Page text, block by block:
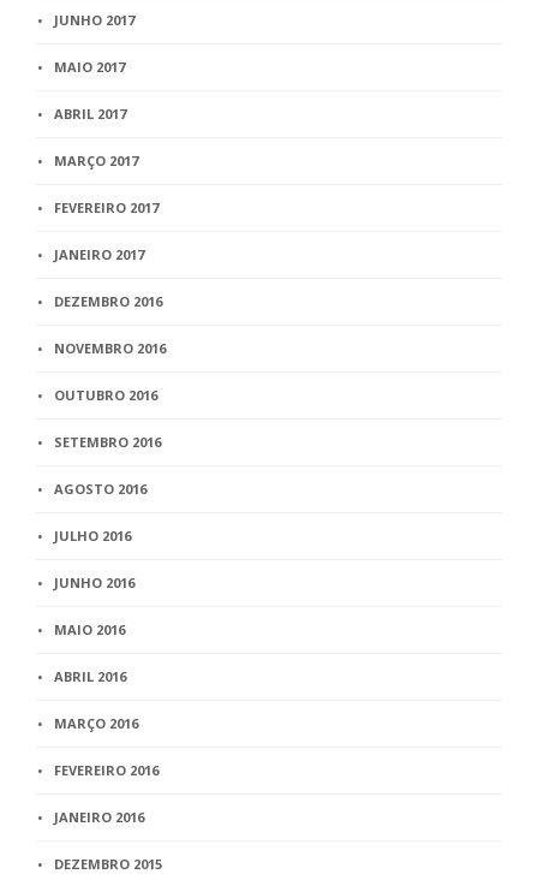
JUNHO 2017
MAIO 2017
ABRIL 2017
MARÇO 2017
FEVEREIRO 2017
JANEIRO 2017
DEZEMBRO 2016
NOVEMBRO 2016
OUTUBRO 2016
SETEMBRO 2016
AGOSTO 2016
JULHO 2016
JUNHO 2016
MAIO 2016
ABRIL 2016
MARÇO 2016
FEVEREIRO 2016
JANEIRO 2016
DEZEMBRO 2015